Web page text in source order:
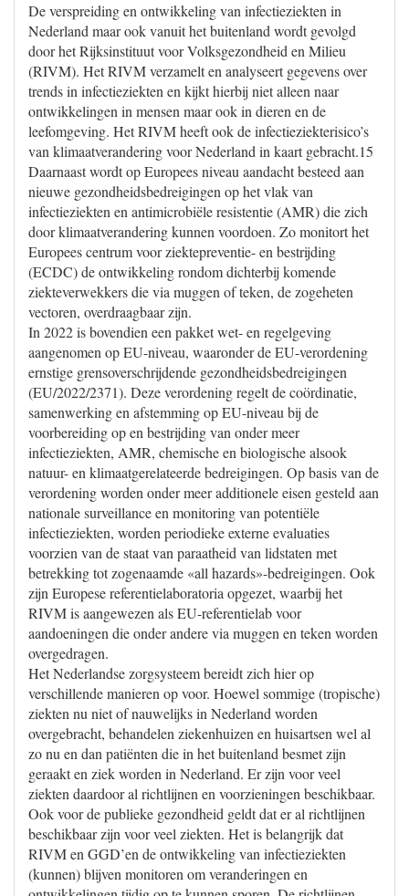
De verspreiding en ontwikkeling van infectieziekten in
Nederland maar ook vanuit het buitenland wordt gevolgd
door het Rijksinstituut voor Volksgezondheid en Milieu
(RIVM). Het RIVM verzamelt en analyseert gegevens over
trends in infectieziekten en kijkt hierbij niet alleen naar
ontwikkelingen in mensen maar ook in dieren en de
leefomgeving. Het RIVM heeft ook de infectieziekterisico’s
van klimaatverandering voor Nederland in kaart gebracht.15
Daarnaast wordt op Europees niveau aandacht besteed aan
nieuwe gezondheidsbedreigingen op het vlak van
infectieziekten en antimicrobiële resistentie (AMR) die zich
door klimaatverandering kunnen voordoen. Zo monitort het
Europees centrum voor ziektepreventie- en bestrijding
(ECDC) de ontwikkeling rondom dichterbij komende
ziekteverwekkers die via muggen of teken, de zogeheten
vectoren, overdraagbaar zijn.
In 2022 is bovendien een pakket wet- en regelgeving
aangenomen op EU-niveau, waaronder de EU-verordening
ernstige grensoverschrijdende gezondheidsbedreigingen
(EU/2022/2371). Deze verordening regelt de coördinatie,
samenwerking en afstemming op EU-niveau bij de
voorbereiding op en bestrijding van onder meer
infectieziekten, AMR, chemische en biologische alsook
natuur- en klimaatgerelateerde bedreigingen. Op basis van de
verordening worden onder meer additionele eisen gesteld aan
nationale surveillance en monitoring van potentiële
infectieziekten, worden periodieke externe evaluaties
voorzien van de staat van paraatheid van lidstaten met
betrekking tot zogenaamde «all hazards»-bedreigingen. Ook
zijn Europese referentielaboratoria opgezet, waarbij het
RIVM is aangewezen als EU-referentielab voor
aandoeningen die onder andere via muggen en teken worden
overgedragen.
Het Nederlandse zorgsysteem bereidt zich hier op
verschillende manieren op voor. Hoewel sommige (tropische)
ziekten nu niet of nauwelijks in Nederland worden
overgebracht, behandelen ziekenhuizen en huisartsen wel al
zo nu en dan patiënten die in het buitenland besmet zijn
geraakt en ziek worden in Nederland. Er zijn voor veel
ziekten daardoor al richtlijnen en voorzieningen beschikbaar.
Ook voor de publieke gezondheid geldt dat er al richtlijnen
beschikbaar zijn voor veel ziekten. Het is belangrijk dat
RIVM en GGD’en de ontwikkeling van infectieziekten
(kunnen) blijven monitoren om veranderingen en